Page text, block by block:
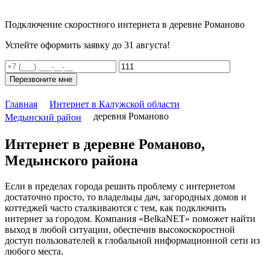
Подключение скоростного интернета в деревне Романово
Успейте оформить заявку до 31 августа!
Перезвоните мне
Главная
Интернет в Калужской области
Медынский район
деревня Романово
Интернет в деревне Романово,
Медынского района
Если в пределах города решить проблему с интернетом
достаточно просто, то владельцы дач, загородных домов и
коттеджей часто сталкиваются с тем, как подключить
интернет за городом. Компания «BelkaNET» поможет найти
выход в любой ситуации, обеспечив высокоскоростной
доступ пользователей к глобальной информационной сети из
любого места.